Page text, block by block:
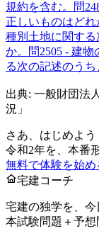
規約を含む。
問
正しいものはどれ
種別 土地に関す
か。
問2505 - 建物
る次の記述のうち
出典: 一般財団法
況」
さあ、はじめよう
令和2年を、本番
無料で体験を始
宅建コーチ
宅建の独学を、今
本試験問題＋予想